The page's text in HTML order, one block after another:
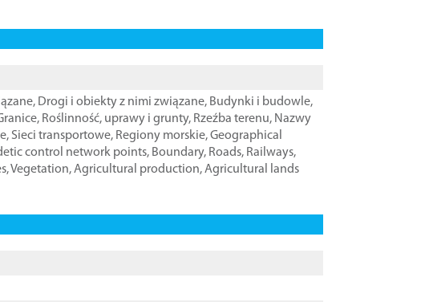
, Drogi i obiekty z nimi związane, Budynki i budowle,
, Roślinność, uprawy i grunty, Rzeźba terenu, Nazwy
, Sieci transportowe, Regiony morskie,Geographical
control network points, Boundary, Roads, Railways,
,Vegetation,Agricultural production,Agricultural lands